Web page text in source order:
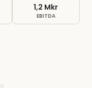
1,2 Mkr
EBITDA